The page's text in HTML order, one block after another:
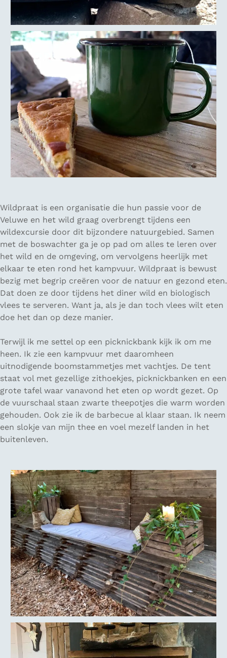
Wildpraat is een organisatie die hun passie voor de
Veluwe en het wild graag overbrengt tijdens een
wildexcursie door dit bijzondere natuurgebied. Samen
met de boswachter ga je op pad om alles te leren over
het wild en de omgeving, om vervolgens heerlijk met
elkaar te eten rond het kampvuur. Wildpraat is bewust
bezig met begrip creëren voor de natuur en gezond eten.
Dat doen ze door tijdens het diner wild en biologisch
vlees te serveren. Want ja, als je dan toch vlees wilt eten
doe het dan op deze manier.
Terwijl ik me settel op een picknickbank kijk ik om me
heen. Ik zie een kampvuur met daaromheen
uitnodigende boomstammetjes met vachtjes. De tent
staat vol met gezellige zithoekjes, picknickbanken en een
grote tafel waar vanavond het eten op wordt gezet. Op
de vuurschaal staan zwarte theepotjes die warm worden
gehouden. Ook zie ik de barbecue al klaar staan. Ik neem
een slokje van mijn thee en voel mezelf landen in het
buitenleven.